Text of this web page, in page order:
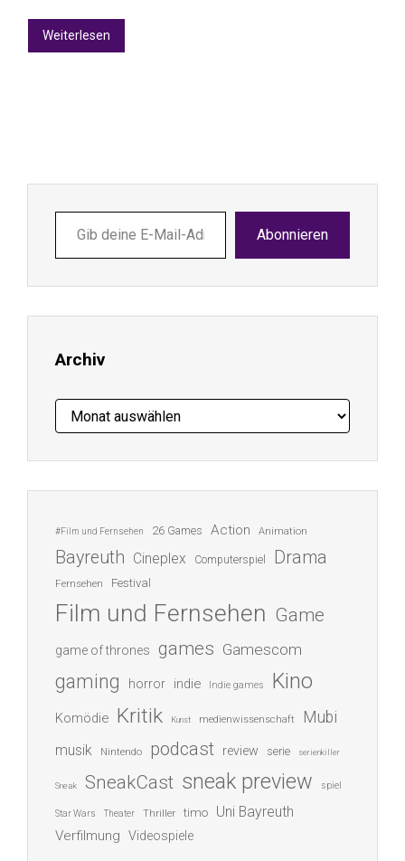
Weiterlesen
deine
E-
ein ...
Abonnieren
Archiv
Archiv
#Film und Fernsehen 26 Games Action Animation
Bayreuth Cineplex Computerspiel Drama
Fernsehen Festival
Film und Fernsehen Game
game of thrones games Gamescom
gaming horror indie Indie games Kino
Komödie Kritik Kunst medienwissenschaft Mubi
musik Nintendo podcast review serie serienkiller
Sneak SneakCast sneak preview spiel
Star Wars Theater Thriller timo Uni Bayreuth
Verfilmung Videospiele